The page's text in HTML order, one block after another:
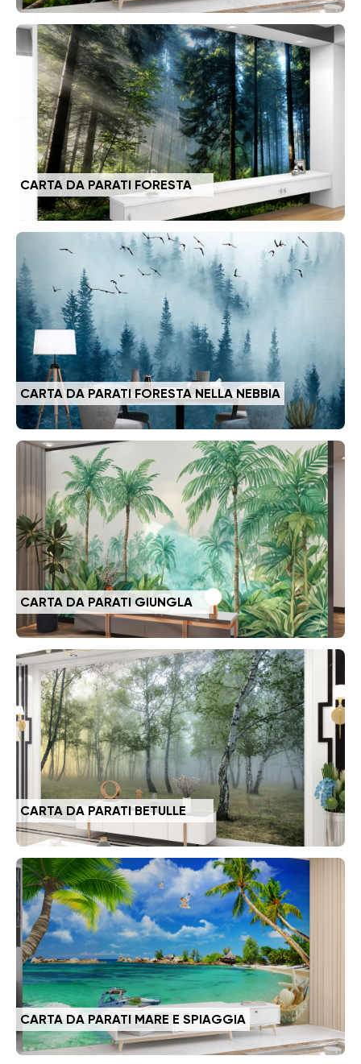
CARTA DA PARATI FORESTA
CARTA DA PARATI FORESTA NELLA NEBBIA
CARTA DA PARATI GIUNGLA
CARTA DA PARATI BETULLE
CARTA DA PARATI MARE E SPIAGGIA